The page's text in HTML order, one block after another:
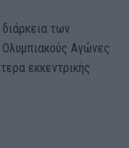
των
Αγώνες
εκκεντρικής